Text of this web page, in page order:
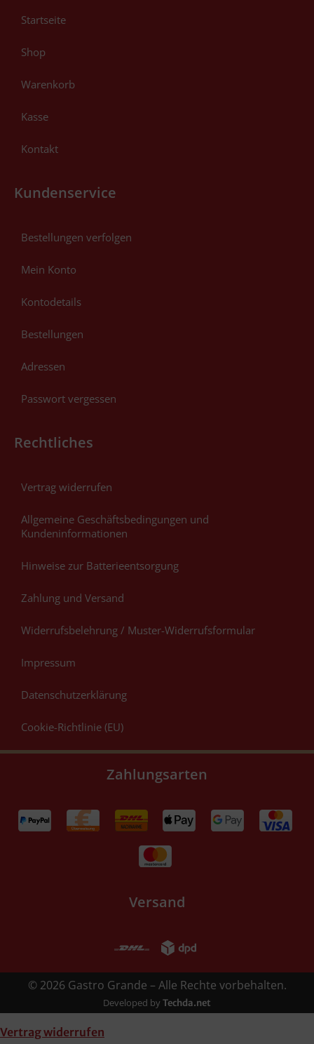
Startseite
Shop
Warenkorb
Kasse
Kontakt
Kundenservice
Bestellungen verfolgen
Mein Konto
Kontodetails
Bestellungen
Adressen
Passwort vergessen
Rechtliches
Vertrag widerrufen
Allgemeine Geschäftsbedingungen und
Kundeninformationen
Hinweise zur Batterieentsorgung
Zahlung und Versand
Widerrufsbelehrung / Muster-Widerrufsformular
Impressum
Datenschutzerklärung
Cookie-Richtlinie (EU)
Zahlungsarten
Versand
© 2026 Gastro Grande – Alle Rechte vorbehalten.
Developed by Techda.net
Vertrag widerrufen